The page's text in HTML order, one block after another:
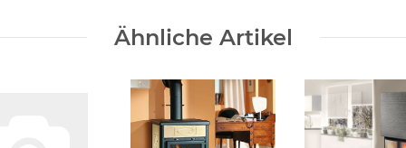
Ähnliche Artikel